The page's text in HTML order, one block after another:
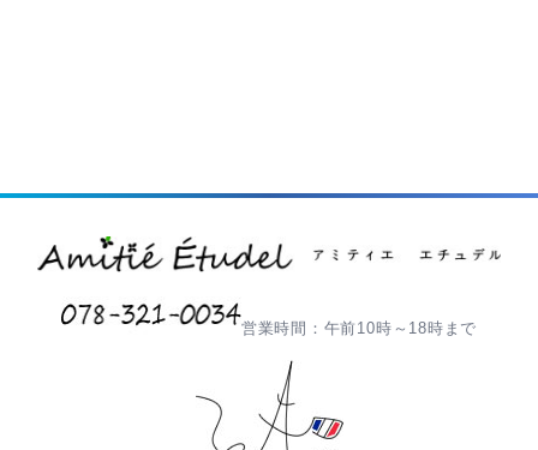
営業時間：午前10時～18時まで